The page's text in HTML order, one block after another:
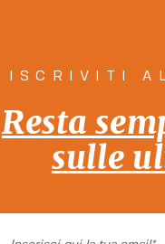
ISCRIVITI
Resta
sulle